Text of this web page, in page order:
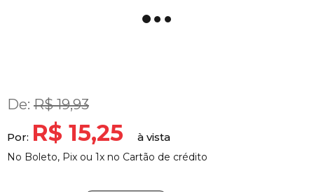
De: R$ 19,93
Por: R$ 15,25
No Boleto, Pix ou 1x no Cartão de crédito